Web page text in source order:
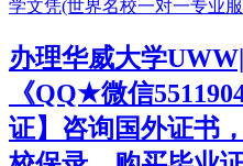
办理华威大学
《QQ★微信
证】咨询国外证书